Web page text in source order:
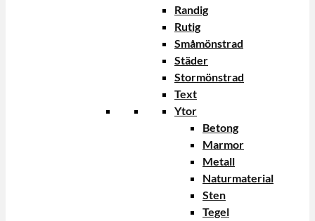
Randig
Rutig
Småmönstrad
Städer
Stormönstrad
Text
Ytor
Betong
Marmor
Metall
Naturmaterial
Sten
Tegel